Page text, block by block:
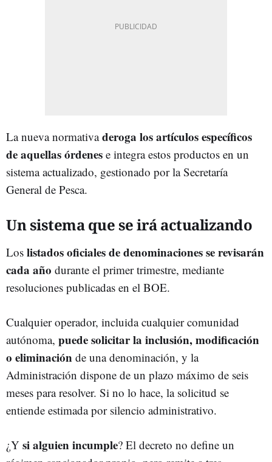
La nueva normativaderoga los artículos específicos
de aquellas órdenes e integra estos productos en un
sistema actualizado, gestionado por la Secretaría
General de Pesca.
Un sistema que se irá actualizando
Los listados oficiales de denominaciones se revisarán
cada año durante el primer trimestre, mediante
resoluciones publicadas en el BOE.
Cualquier operador, incluida cualquier comunidad
autónoma, puede solicitar la inclusión, modificación
o eliminación de una denominación, y la
Administración dispone de un plazo máximo de seis
meses para resolver. Si no lo hace, la solicitud se
entiende estimada por silencio administrativo.
¿Y si alguien incumple? El decreto no define un